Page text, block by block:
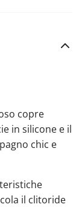
copre
in silicone e il
chic e
il clitoride